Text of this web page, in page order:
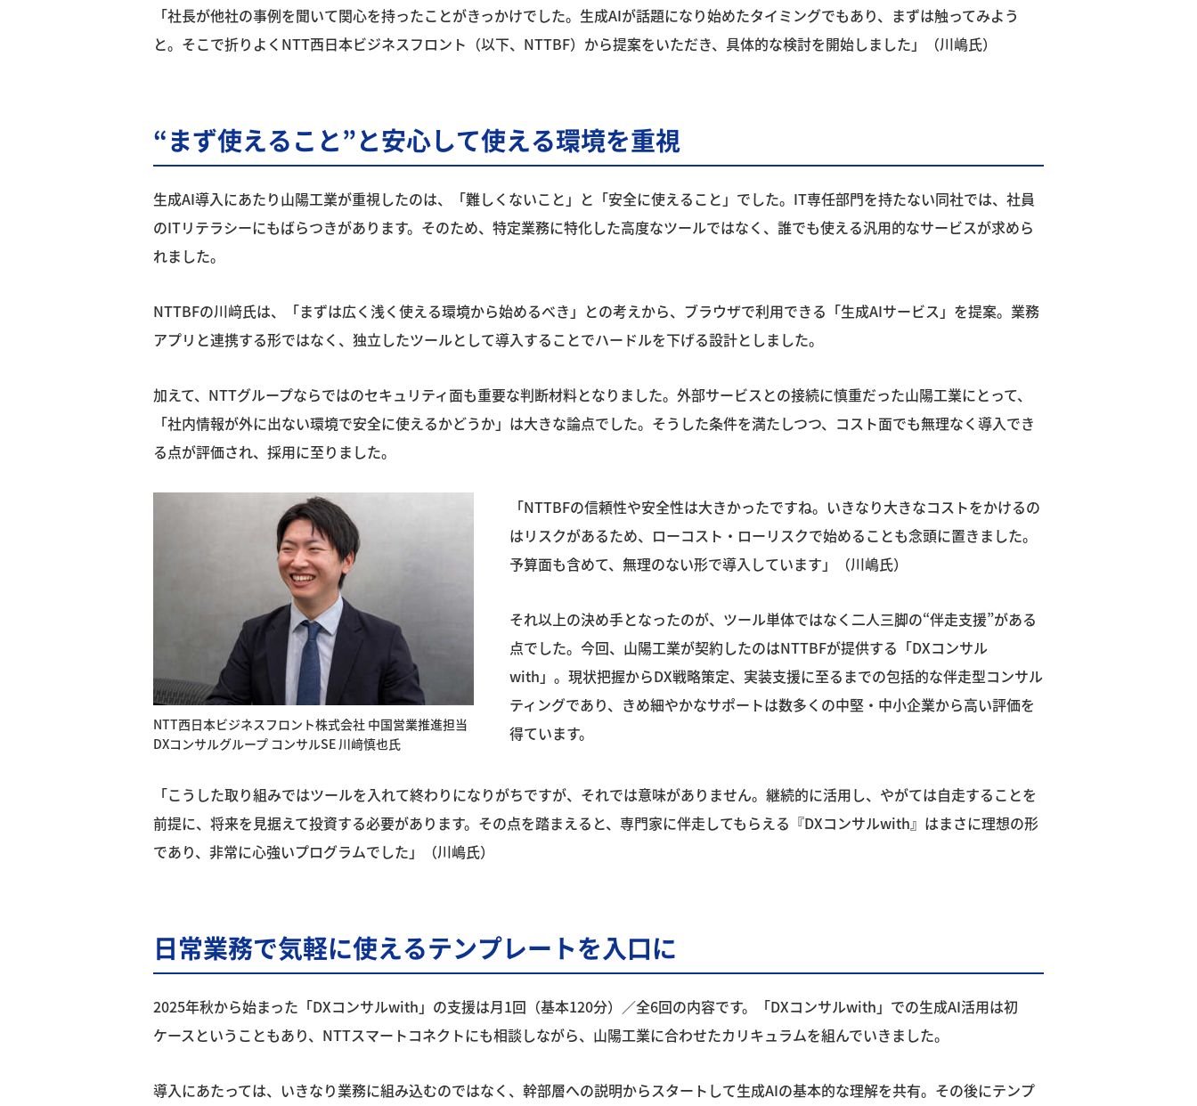
「社長が他社の事例を聞いて関心を持ったことがきっかけでした。生成AIが話題になり始めたタイミングでもあり、まずは触ってみよう
と。そこで折りよくNTT西日本ビジネスフロント（以下、NTTBF）から提案をいただき、具体的な検討を開始しました」（川嶋氏）
“まず使えること”と安心して使える環境を重視
生成AI導入にあたり山陽工業が重視したのは、「難しくないこと」と「安全に使えること」でした。IT専任部門を持たない同社では、社員
のITリテラシーにもばらつきがあります。そのため、特定業務に特化した高度なツールではなく、誰でも使える汎用的なサービスが求めら
れました。
NTTBFの川﨑氏は、「まずは広く浅く使える環境から始めるべき」との考えから、ブラウザで利用できる「生成AIサービス」を提案。業務
アプリと連携する形ではなく、独立したツールとして導入することでハードルを下げる設計としました。
加えて、NTTグループならではのセキュリティ面も重要な判断材料となりました。外部サービスとの接続に慎重だった山陽工業にとって、
「社内情報が外に出ない環境で安全に使えるかどうか」は大きな論点でした。そうした条件を満たしつつ、コスト面でも無理なく導入でき
る点が評価され、採用に至りました。
NTT西日本ビジネスフロント株式会社 中国営業推進担当
DXコンサルグループ コンサルSE 川﨑慎也氏
「NTTBFの信頼性や安全性は大きかったですね。いきなり大きなコストをかけるの
はリスクがあるため、ローコスト・ローリスクで始めることも念頭に置きました。
予算面も含めて、無理のない形で導入しています」（川嶋氏）
それ以上の決め手となったのが、ツール単体ではなく二人三脚の“伴走支援”がある
点でした。今回、山陽工業が契約したのはNTTBFが提供する「DXコンサル
with」。現状把握からDX戦略策定、実装支援に至るまでの包括的な伴走型コンサル
ティングであり、きめ細やかなサポートは数多くの中堅・中小企業から高い評価を
得ています。
「こうした取り組みではツールを入れて終わりになりがちですが、それでは意味がありません。継続的に活用し、やがては自走することを
前提に、将来を見据えて投資する必要があります。その点を踏まえると、専門家に伴走してもらえる『DXコンサルwith』はまさに理想の形
であり、非常に心強いプログラムでした」（川嶋氏）
日常業務で気軽に使えるテンプレートを入口に
2025年秋から始まった「DXコンサルwith」の支援は月1回（基本120分）／全6回の内容です。「DXコンサルwith」での生成AI活用は初
ケースということもあり、NTTスマートコネクトにも相談しながら、山陽工業に合わせたカリキュラムを組んでいきました。
導入にあたっては、いきなり業務に組み込むのではなく、幹部層への説明からスタートして生成AIの基本的な理解を共有。その後にテンプ